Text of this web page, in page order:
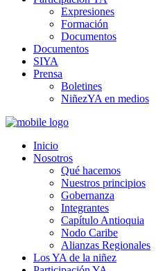
Expresiones
Formación
Documentos
Documentos
SIYA
Prensa
Boletines
NiñezYA en medios
Inicio
Nosotros
Qué hacemos
Nuestros principios
Gobernanza
Integrantes
Capítulo Antioquia
Nodo Caribe
Alianzas Regionales
Los YA de la niñez